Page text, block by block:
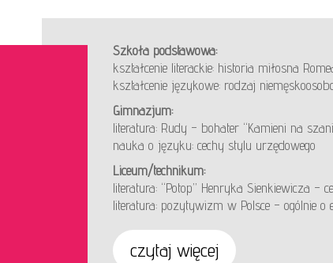
Szkoła podstawowa:
kształcenie literackie: historia miłosna
kształcenie językowe: rodzaj
Gimnazjum:
literatura: Rudy – bohater “Kamieni na
nauka o języku: cechy stylu urzędowego
Liceum/technikum:
literatura: “Potop” Henryka Sienkiewicza –
literatura: pozytywizm w Polsce – ogólnie o
czytaj więcej